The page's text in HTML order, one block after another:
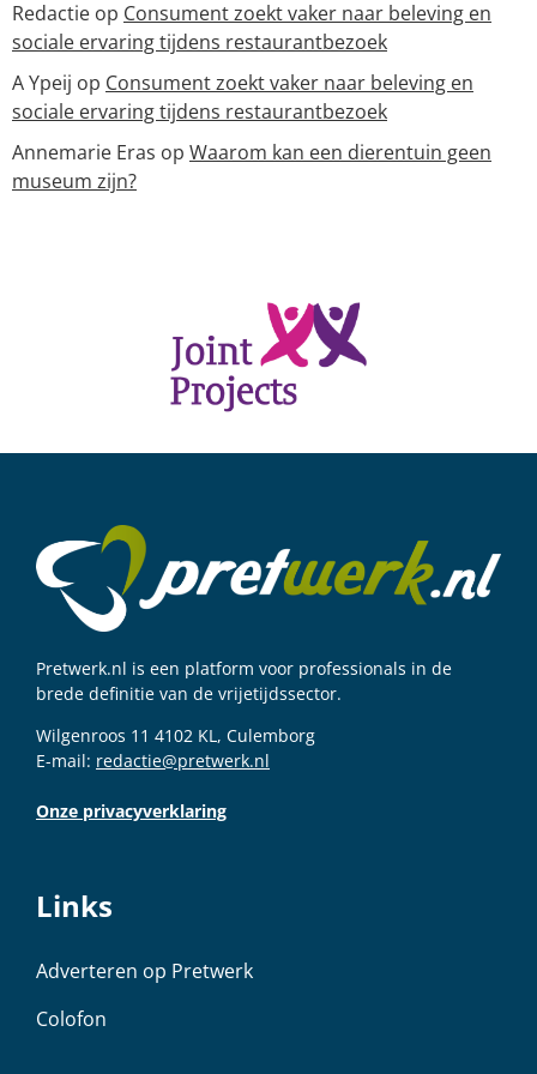
Redactie op Consument zoekt vaker naar beleving en
sociale ervaring tijdens restaurantbezoek
A Ypeij op Consument zoekt vaker naar beleving en
sociale ervaring tijdens restaurantbezoek
Annemarie Eras op Waarom kan een dierentuin geen
museum zijn?
Pretwerk.nl is een platform voor professionals in de
brede definitie van de vrijetijdssector.
Wilgenroos 11 4102 KL, Culemborg
E-mail: redactie@pretwerk.nl
Onze privacyverklaring
Links
Adverteren op Pretwerk
Colofon